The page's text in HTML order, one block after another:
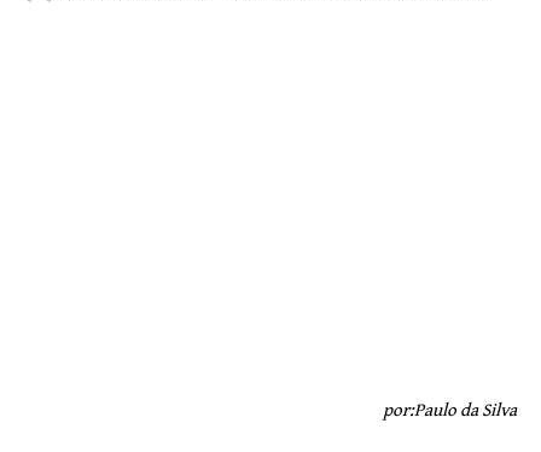
por:Paulo da Silva